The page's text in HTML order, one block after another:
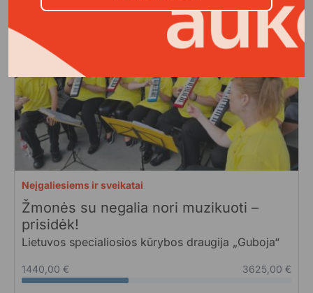
Neįgaliesiems ir sveikatai
Žmonės su negalia nori muzikuoti –
prisidėk!
Lietuvos specialiosios kūrybos draugija „Guboja“
1440,00 € 3625,00 €